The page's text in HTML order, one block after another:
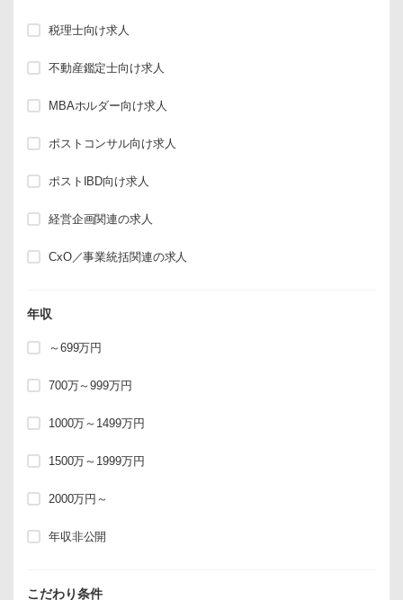
税理士向け求人
不動産鑑定士向け求人
MBAホルダー向け求人
ポストコンサル向け求人
ポストIBD向け求人
経営企画関連の求人
CxO／事業統括関連の求人
年収
～699万円
700万～999万円
1000万～1499万円
1500万～1999万円
2000万円～
年収非公開
こだわり条件